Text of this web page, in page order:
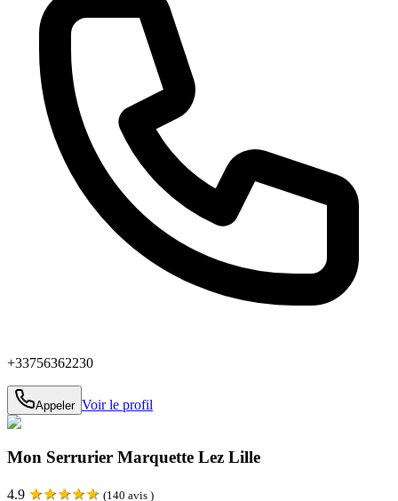
+33756362230
Appeler Voir le profil
Mon Serrurier Marquette Lez Lille
4.9 ★★★★★ (140 avis )